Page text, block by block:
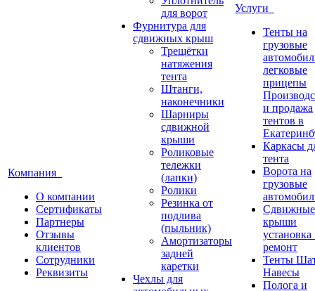
Компания
О компании
Сертификаты
Партнеры
Отзывы
клиентов
Сотрудники
Реквизиты
для ворот
Фурнитура для
сдвижных крыш
Трещётки
натяжения
тента
Штанги,
наконечники
Шарниры
сдвижной
крыши
Роликовые
тележки
(лапки)
Ролики
Резинка от
подлива
(пыльник)
Амортизаторы
задней
каретки
Чехлы для
Услуги
Тенты на
грузовые
легковые
прицепы
и продажа
тентов в
Каркасы
тента
Ворота на
грузовые
Сдвижные
крыши
установка
ремонт
Тенты
Навесы
Полога и